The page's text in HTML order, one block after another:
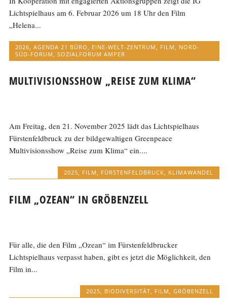
Lichtspielhaus am 6. Februar 2026 um 18 Uhr den Film
„Helena...
2026 ,AGENDA 21 BÜRO EINE-WELT-ZENTRUM FILM
NORD-
SÜD-FORUM
,SOZIALFORUM AMPER
MULTIVISIONSSHOW „REISE ZUM KLIMA“
Am Freitag, den 21. November 2025 lädt das Lichtspielhaus
Fürstenfeldbruck zu der bildgewaltigen Greenpeace
Multivisionsshow „Reise zum Klima“ ein....
2025, FILM, FÜRSTENFELDBRUCK, KLIMAWANDEL
FILM „OZEAN“ IN GRÖBENZELL
Für alle, die den Film „Ozean“ im Fürstenfeldbrucker
Lichtspielhaus verpasst haben, gibt es jetzt die Möglichkeit, den
Film in...
2025 BIODIVERSITÄT FILM GRÖBENZELL